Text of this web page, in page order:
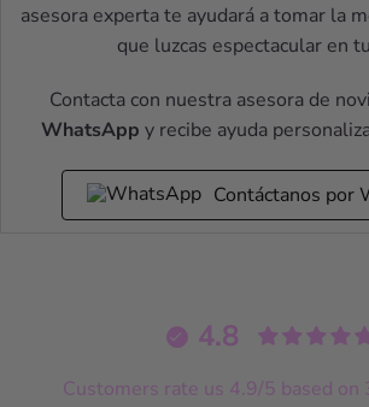
asesora experta te ayudará a tomar la
que luzcas espectacular en
Contacta con nuestra asesora de
WhatsApp y recibe ayuda
Contáctanos por
4.8
Customers rate us 4.9/5 based on